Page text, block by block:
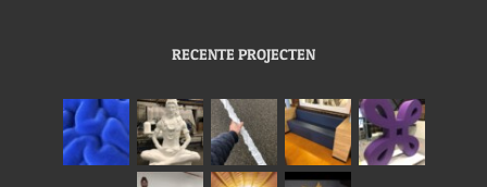
RECENTE PROJECTEN